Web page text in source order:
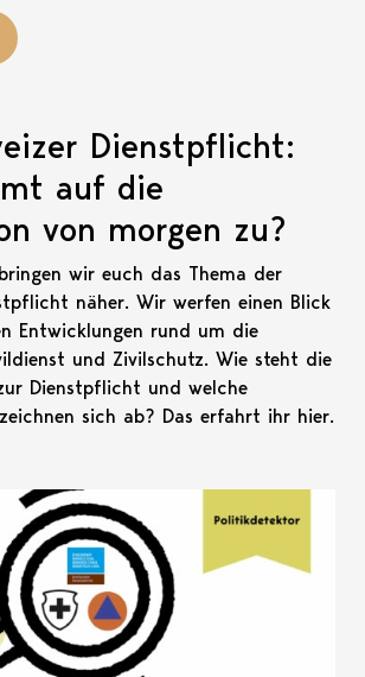
Dienstpflicht:
auf die
von morgen zu?
wir euch das Thema der
näher. Wir werfen einen Blick
Entwicklungen rund um die
und Zivilschutz. Wie steht die
Dienstpflicht und welche
sich ab? Das erfahrt ihr hier.